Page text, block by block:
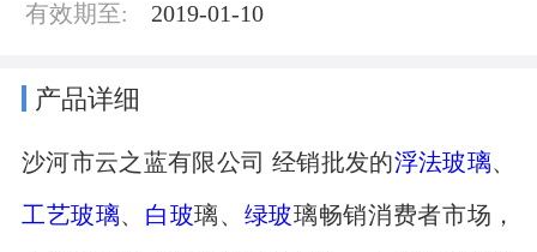
有效期至: 2019-01-10
产品详细
沙河市云之蓝有限公司 经销批发的浮法玻璃
工艺玻璃 白玻璃、 绿玻璃畅销消费者市场，